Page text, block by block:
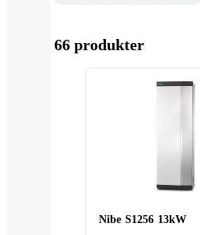
66 produkter
Nibe S1256 13kW